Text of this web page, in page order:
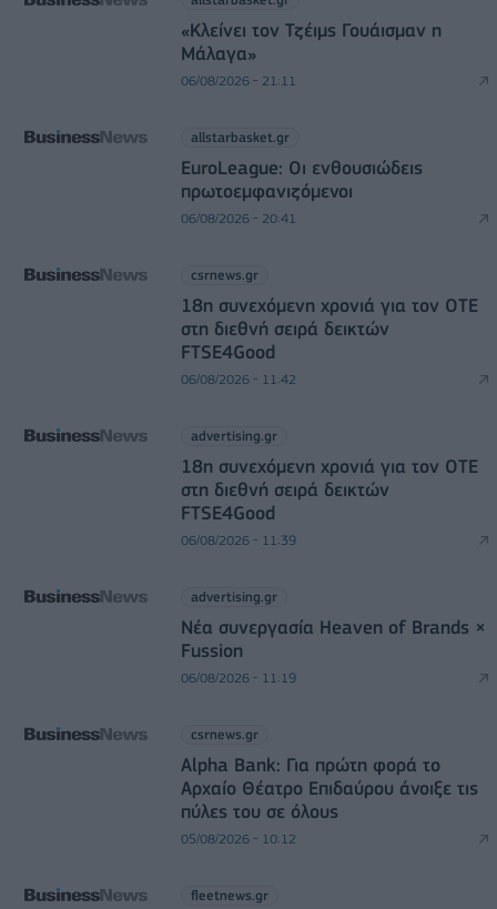
«Κλείνει τον Τζέιμς Γουάισμαν η
Μάλαγα»
06/08/2026 - 21:11
allstarbasket.gr
EuroLeague: Οι ενθουσιώδεις
πρωτοεμφανιζόμενοι
06/08/2026 - 20:41
csrnews.gr
18η συνεχόμενη χρονιά για τον ΟΤΕ
στη διεθνή σειρά δεικτών
FTSE4Good
06/08/2026 - 11:42
advertising.gr
18η συνεχόμενη χρονιά για τον ΟΤΕ
στη διεθνή σειρά δεικτών
FTSE4Good
06/08/2026 - 11:39
advertising.gr
Νέα συνεργασία Heaven of Brands ×
Fussion
06/08/2026 - 11:19
csrnews.gr
Alpha Bank: Για πρώτη φορά το
Αρχαίο Θέατρο Επιδαύρου άνοιξε τις
πύλες του σε όλους
05/08/2026 - 10:12
fleetnews.gr